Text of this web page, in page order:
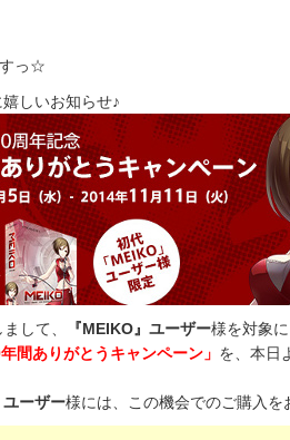
すっ☆
しいお知らせ♪
して、 『MEIKO』ユーザー様を対象に
年間ありがとうキャンペーン」 を、本日
ユーザー様には、この機会でのご購入を